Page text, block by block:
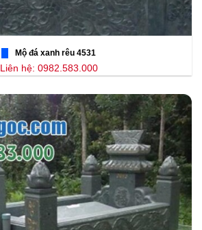
Mộ đá xanh rêu 4531
Liên hệ: 0982.583.000